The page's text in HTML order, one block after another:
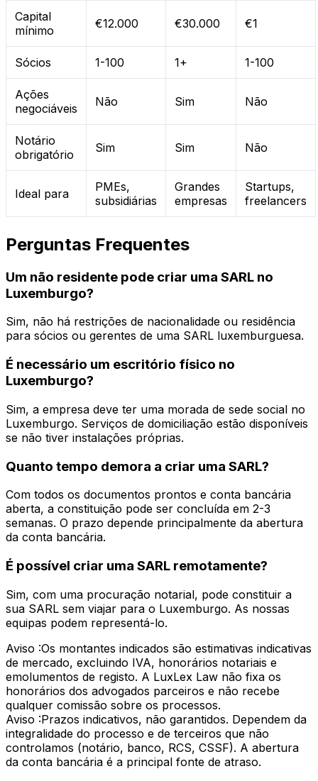
Capital
mínimo
€12.000 €30.000 €1
Sócios 1-100 1+ 1-100
Ações
negociáveis
Não Sim Não
Notário
obrigatório
Sim Sim Não
Ideal para
PMEs,
subsidiárias
Grandes
empresas
Startups,
freelancers
Perguntas Frequentes
Um não residente pode criar uma SARL no
Luxemburgo?
Sim, não há restrições de nacionalidade ou residência
para sócios ou gerentes de uma SARL luxemburguesa.
É necessário um escritório físico no
Luxemburgo?
Sim, a empresa deve ter uma morada de sede social no
Luxemburgo. Serviços de domiciliação estão disponíveis
se não tiver instalações próprias.
Quanto tempo demora a criar uma SARL?
Com todos os documentos prontos e conta bancária
aberta, a constituição pode ser concluída em 2-3
semanas. O prazo depende principalmente da abertura
da conta bancária.
É possível criar uma SARL remotamente?
Sim, com uma procuração notarial, pode constituir a
sua SARL sem viajar para o Luxemburgo. As nossas
equipas podem representá-lo.
Aviso :Os montantes indicados são estimativas indicativas
de mercado, excluindo IVA, honorários notariais e
emolumentos de registo. A LuxLex Law não fixa os
honorários dos advogados parceiros e não recebe
qualquer comissão sobre os processos.
Aviso :Prazos indicativos, não garantidos. Dependem da
integralidade do processo e de terceiros que não
controlamos (notário, banco, RCS, CSSF). A abertura
da conta bancária é a principal fonte de atraso.